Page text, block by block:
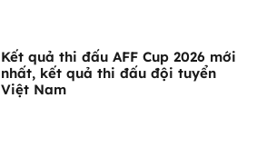
Kết quả thi đấu AFF Cup 2026 mới
nhất, kết quả thi đấu đội tuyển
Việt Nam